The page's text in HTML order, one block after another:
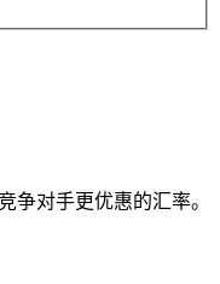
争对手更优惠的汇率。